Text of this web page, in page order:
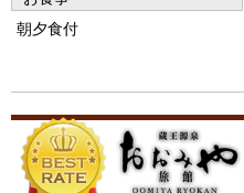
u
朝夕食付